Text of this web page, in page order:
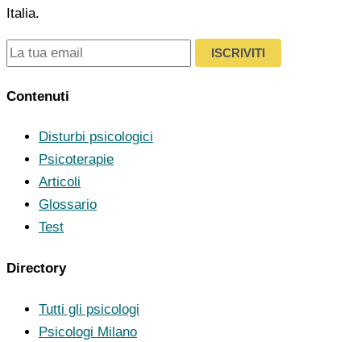
Italia.
ISCRIVITI
Contenuti
Disturbi psicologici
Psicoterapie
Articoli
Glossario
Test
Directory
Tutti gli psicologi
Psicologi Milano